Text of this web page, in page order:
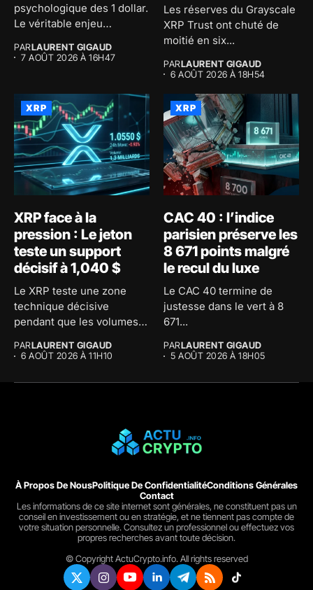
psychologique des 1 dollar.
Le véritable enjeu
PARLAURENT GIGAUD
7 AOÛT 2026 À 16H47
Les réserves du Grayscale
XRP Trust ont chuté de
moitié en six...
PARLAURENT GIGAUD
6 AOÛT 2026 À 18H54
XRP
XRP face à la
pression : Le jeton
teste un support
décisif à 1,040 $
Le XRP teste une zone
technique décisive
pendant que les volumes
PARLAURENT GIGAUD
6 AOÛT 2026 À 11H10
XRP
CAC 40 : l’indice
parisien préserve les
8 671 points malgré
le recul du luxe
Le CAC 40 termine de
justesse dans le vert à 8
671...
PARLAURENT GIGAUD
5 AOÛT 2026 À 18H05
À Propos De NousPolitique De ConfidentialitéConditions Générales
Contact
Les informations de ce site internet sont générales, ne constituent pas un
conseil en investissement ou en stratégie, et ne tiennent pas compte de
votre situation personnelle. Consultez un professionnel ou effectuez vos
propres recherches avant toute décision.
© Copyright ActuCrypto.info. All rights reserved